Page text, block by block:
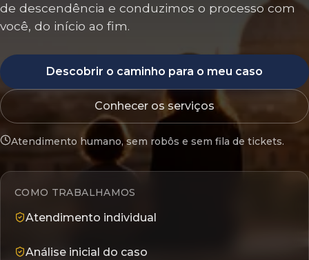
de descendência e conduzimos o processo com
você, do início ao fim.
Descobrir o caminho para o meu caso
Conhecer os serviços
Atendimento humano, sem robôs e sem fila de tickets.
COMO TRABALHAMOS
Atendimento individual
Análise inicial do caso